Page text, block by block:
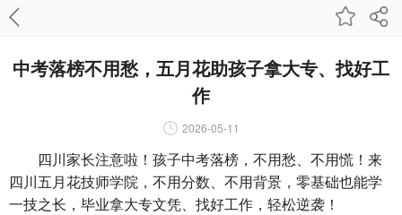
中考落榜不用愁，五月花助孩子拿大专、找好工
作
2026-05-11
四川家长注意啦！孩子中考落榜，不用愁、不用慌！来
四川五月花技师学院，不用分数、不用背景，零基础也能学
一技之长，毕业拿大专文凭、找好工作，轻松逆袭！